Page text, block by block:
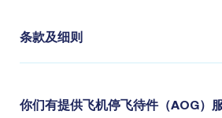
条款及细则
你们有提供飞机停飞待件（AOG）